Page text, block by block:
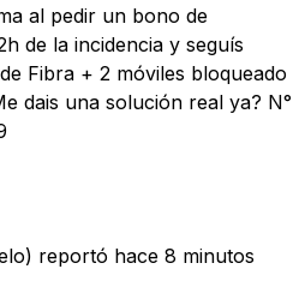
al pedir un bono de
de la incidencia y seguís
Fibra + 2 móviles bloqueado
dais una solución real ya? N°
reportó hace 8 minutos